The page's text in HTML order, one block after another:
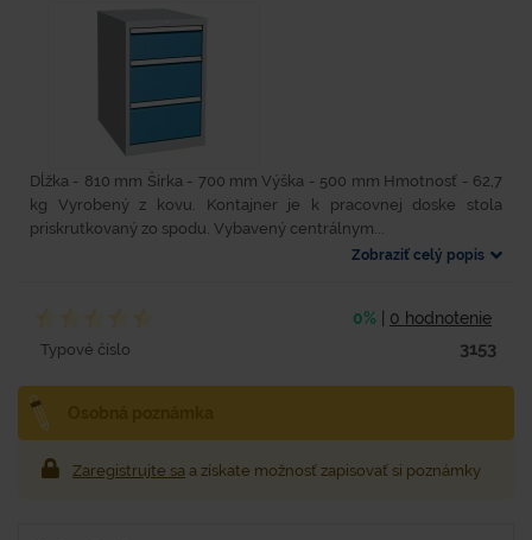
Dĺžka - 810 mm Šírka - 700 mm Výška - 500 mm Hmotnosť - 62,7
kg Vyrobený z kovu. Kontajner je k pracovnej doske stola
priskrutkovaný zo spodu. Vybavený centrálnym...
Zobraziť celý popis
0% 0 hodnotenie
Typové číslo 3153
Zaregistrujte sa a získate možnosť zapisovať si poznámky